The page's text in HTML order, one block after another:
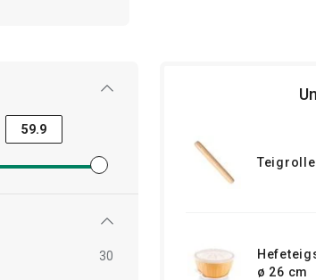
Mindestpreisfilter festlegen
Höchstpreisfilter festlegen
30
Teigrolle
ø 26 cm